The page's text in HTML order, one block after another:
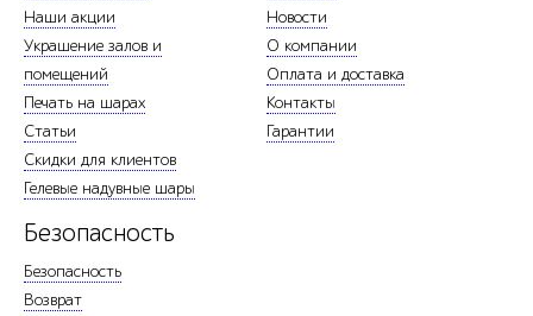
Наши акции
Украшение залов и
помещений
Печать на шарах
Статьи
Скидки для клиентов
Гелевые надувные шары
Новости
О компании
Оплата и доставка
Контакты
Гарантии
Безопасность
Безопасность
Возврат